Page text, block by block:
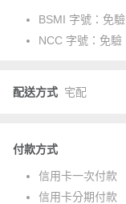
BSMI 字號： 免驗
NCC 字號： 免驗
配送方式 宅配
付款方式
信用卡一次付款
信用卡分期付款